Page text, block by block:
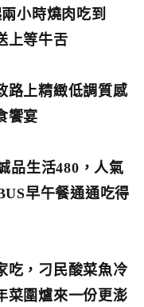
小時燒肉吃到
上等牛舌
路上精緻低調質感
饗宴
品生活480，人氣
早午餐通通吃得
吃，刁民酸菜魚冷
菜圍爐來一份更澎